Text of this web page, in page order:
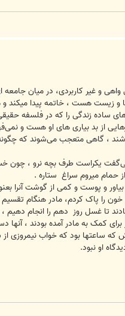
و غیر کاربردی، در میان جامعه
هست ، خاتمه پیدا میکند و
ساده زندگی را که در فلسفه
از بد بیاری های او هست و
، گاهی متعجب می‌شوند که
یکراست طرف بچه نرو ، چون
حمام میروم سراغ ستاره .
بیاور و پوست و کمی از گوشت آنرا
را پاک کردم، مادر هنگام
تا غسل روز دهم را انجام دهیم
کمک به مادر آمده بودند ،
که ساعتها بود که خواب نیمروزی
او نبود.